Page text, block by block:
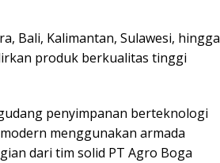
Bali, Kalimantan, Sulawesi, hingga
produk berkualitas tinggi
penyimpanan berteknologi
menggunakan armada
dari tim solid PT Agro Boga